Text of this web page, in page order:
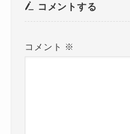
コメントする
コメント ※